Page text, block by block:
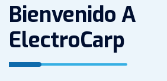
Bienvenido A
ElectroCarp